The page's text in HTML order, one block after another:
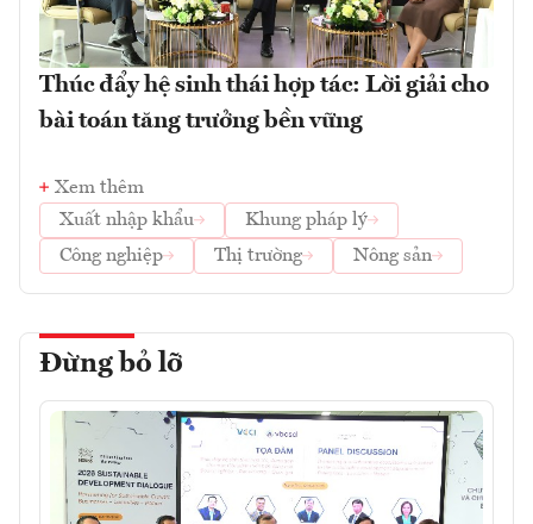
Thúc đẩy hệ sinh thái hợp tác: Lời giải cho
bài toán tăng trưởng bền vững
Xem thêm
Xuất nhập khẩu
Khung pháp lý
Công nghiệp
Thị trường Nông sản
Đừng bỏ lỡ